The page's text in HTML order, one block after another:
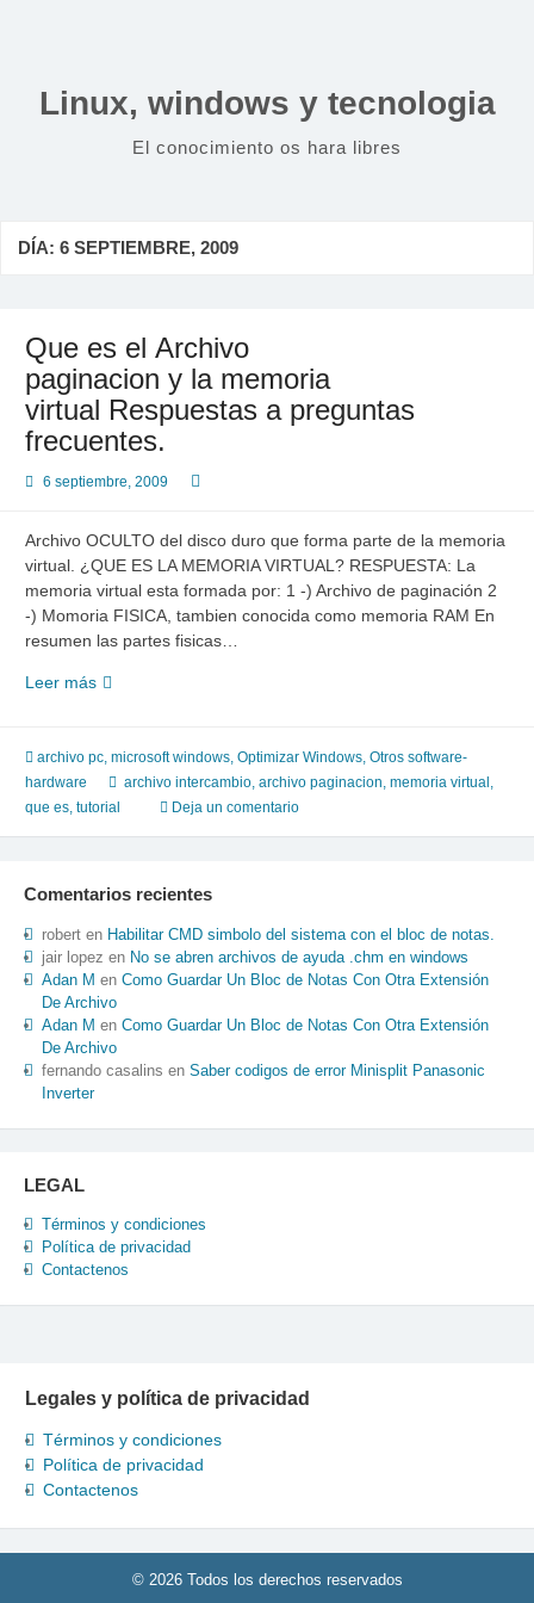
Linux, windows y tecnologia
El conocimiento os hara libres
DÍA: 6 SEPTIEMBRE, 2009
Que es el Archivo
paginacion y la memoria
virtual Respuestas a preguntas
frecuentes.
6 septiembre, 2009
Archivo OCULTO del disco duro que forma parte de la memoria
virtual. ¿QUE ES LA MEMORIA VIRTUAL? RESPUESTA: La
memoria virtual esta formada por: 1 -) Archivo de paginación 2
-) Momoria FISICA, tambien conocida como memoria RAM En
resumen las partes fisicas…
Leer másQue es el Archivo
frecuentes.
archivo pc, microsoft windows, Optimizar Windows, Otros software-
hardware
archivo intercambio, archivo paginacion, memoria virtual ,
que es, tutorial Deja un comentario
Comentarios recientes
roberten Habilitar CMD simbolo del sistema con el bloc de notas.
jair lopez en No se abren archivos de ayuda .chm en windows
Adan M en Como Guardar Un Bloc de Notas Con Otra Extensión
De Archivo
Adan M en Como Guardar Un Bloc de Notas Con Otra Extensión
De Archivo
fernando casalins en Saber codigos de error Minisplit Panasonic
Inverter
LEGAL
Términos y condiciones
Política de privacidad
Contactenos
Legales y política de privacidad
Términos y condiciones
Política de privacidad
Contactenos
© 2026 Todos los derechos reservados